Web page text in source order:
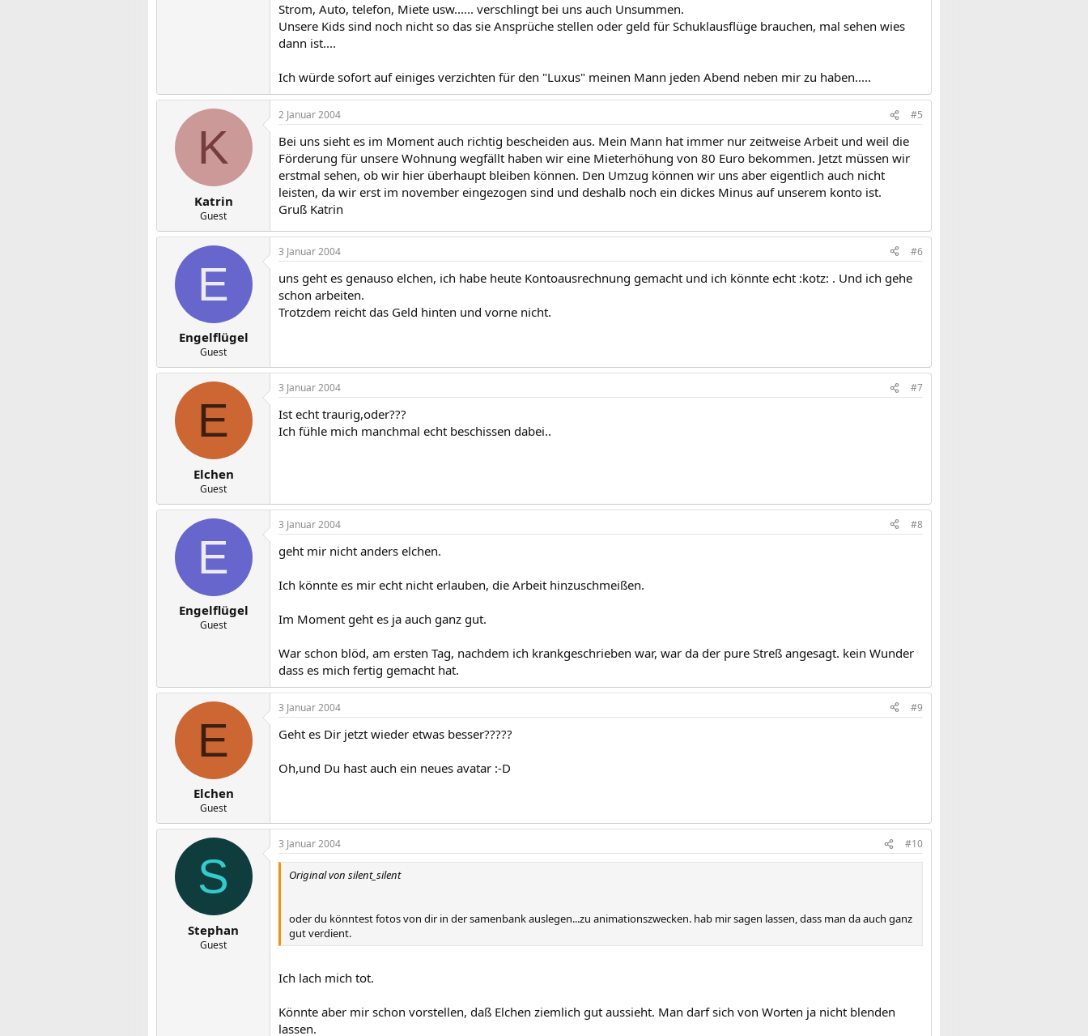
Strom, Auto, telefon, Miete usw...... verschlingt bei uns auch Unsummen.
Unsere Kids sind noch nicht so das sie Ansprüche stellen oder geld für Schuklausflüge brauchen, mal sehen wies
dann ist....
Ich würde sofort auf einiges verzichten für den "Luxus" meinen Mann jeden Abend neben mir zu haben.....
K
Katrin
Guest
2 Januar 2004 #5
Bei uns sieht es im Moment auch richtig bescheiden aus. Mein Mann hat immer nur zeitweise Arbeit und weil die
Förderung für unsere Wohnung wegfällt haben wir eine Mieterhöhung von 80 Euro bekommen. Jetzt müssen wir
erstmal sehen, ob wir hier überhaupt bleiben können. Den Umzug können wir uns aber eigentlich auch nicht
leisten, da wir erst im november eingezogen sind und deshalb noch ein dickes Minus auf unserem konto ist.
Gruß Katrin
E
Engelflügel
Guest
3 Januar 2004 #6
uns geht es genauso elchen, ich habe heute Kontoausrechnung gemacht und ich könnte echt :kotz: . Und ich gehe
schon arbeiten.
Trotzdem reicht das Geld hinten und vorne nicht.
E
Elchen
Guest
3 Januar 2004 #7
Ist echt traurig,oder???
Ich fühle mich manchmal echt beschissen dabei..
E
Engelflügel
Guest
3 Januar 2004 #8
geht mir nicht anders elchen.
Ich könnte es mir echt nicht erlauben, die Arbeit hinzuschmeißen.
Im Moment geht es ja auch ganz gut.
War schon blöd, am ersten Tag, nachdem ich krankgeschrieben war, war da der pure Streß angesagt. kein Wunder
dass es mich fertig gemacht hat.
E
Elchen
Guest
3 Januar 2004 #9
Geht es Dir jetzt wieder etwas besser?????
Oh,und Du hast auch ein neues avatar :-D
S
Stephan
Guest
3 Januar 2004 #10
Original von silent_silent
oder du könntest fotos von dir in der samenbank auslegen...zu animationszwecken. hab mir sagen lassen, dass man da auch ganz
gut verdient.
Ich lach mich tot.
Könnte aber mir schon vorstellen, daß Elchen ziemlich gut aussieht. Man darf sich von Worten ja nicht blenden
lassen.